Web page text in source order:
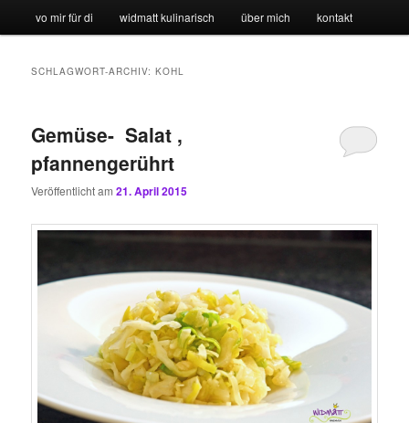
vo mir für di widmatt kulinarisch über mich kontakt
SCHLAGWORT-ARCHIV:KOHL
Gemüse- Salat ,
pfannengerührt
Veröffentlicht am21. April 2015